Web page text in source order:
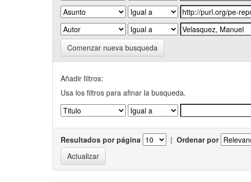
Comenzar nueva busqueda
Añadir filtros:
Usa los filtros para afinar la busqueda.
Resultados por página | Ordenar por